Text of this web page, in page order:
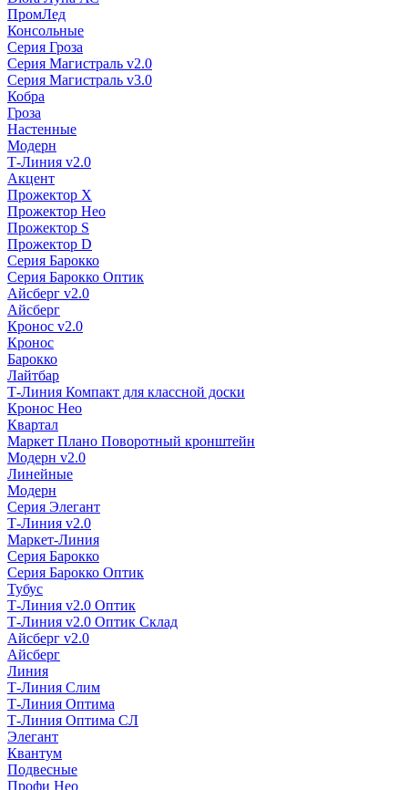
ПромЛед
Консольные
Серия Гроза
Серия Магистраль v2.0
Серия Магистраль v3.0
Кобра
Гроза
Настенные
Модерн
Т-Линия v2.0
Акцент
Прожектор X
Прожектор Нео
Прожектор S
Прожектор D
Серия Барокко
Серия Барокко Оптик
Айсберг v2.0
Айсберг
Кронос v2.0
Кронос
Барокко
Лайтбар
Т-Линия Компакт для классной доски
Кронос Нео
Квартал
Маркет Плано Поворотный кронштейн
Модерн v2.0
Линейные
Модерн
Серия Элегант
Т-Линия v2.0
Маркет-Линия
Серия Барокко
Серия Барокко Оптик
Тубус
Т-Линия v2.0 Оптик
Т-Линия v2.0 Оптик Склад
Айсберг v2.0
Айсберг
Линия
Т-Линия Слим
Т-Линия Оптима
Т-Линия Оптима СЛ
Элегант
Квантум
Подвесные
Профи Нео